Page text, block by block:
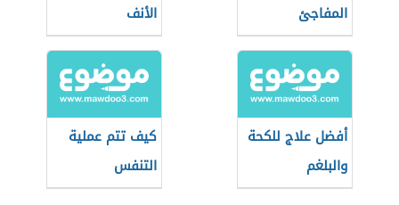
المفاجئ
الأنف
أفضل علاج للكحة
والبلغم
كيف تتم عملية
التنفس